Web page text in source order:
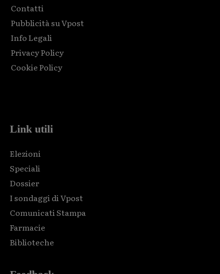
Contatti
Pubblicità su Vpost
Info Legali
Privacy Policy
Cookie Policy
Link utili
Elezioni
Speciali
Dossier
I sondaggi di Vpost
Comunicati Stampa
Farmacie
Biblioteche